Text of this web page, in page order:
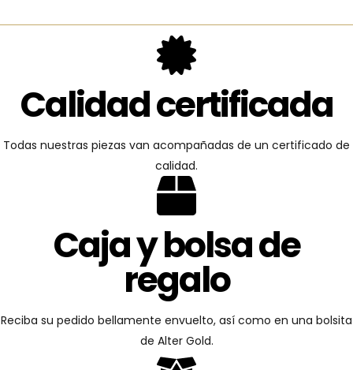
Calidad certificada
Todas nuestras piezas van acompañadas de un certificado de
calidad.
Caja y bolsa de
regalo
Reciba su pedido bellamente envuelto, así como en una bolsita
de Alter Gold.